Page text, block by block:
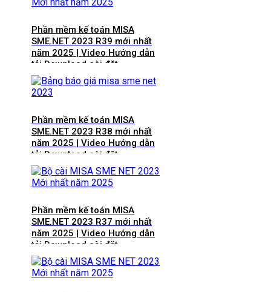
Phần mềm kế toán MISA
SME.NET 2023 R39 mới nhất
năm 2025 | Video Hướng dẫn
tải Download cài đặt
Phần mềm kế toán MISA
SME.NET 2023 R38 mới nhất
năm 2025 | Video Hướng dẫn
tải Download cài đặt
Phần mềm kế toán MISA
SME.NET 2023 R37 mới nhất
năm 2025 | Video Hướng dẫn
tải Download cài đặt